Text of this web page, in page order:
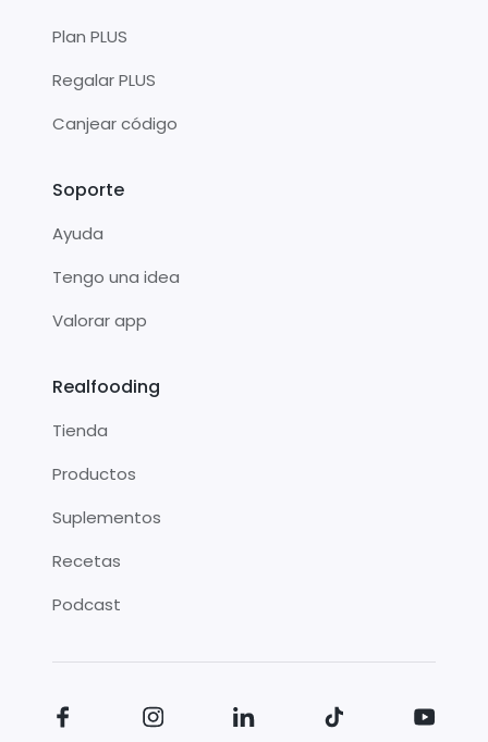
Plan PLUS
Regalar PLUS
Canjear código
Soporte
Ayuda
Tengo una idea
Valorar app
Realfooding
Tienda
Productos
Suplementos
Recetas
Podcast